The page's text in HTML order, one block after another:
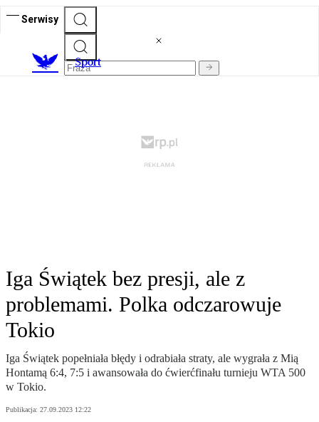
Serwisy
Sport
Iga Świątek bez presji, ale z
problemami. Polka odczarowuje
Tokio
Iga Świątek popełniała błędy i odrabiała straty, ale wygrała z Mią
Hontamą 6:4, 7:5 i awansowała do ćwierćfinału turnieju WTA 500
w Tokio.
Publikacja: 27.09.2023 12:22